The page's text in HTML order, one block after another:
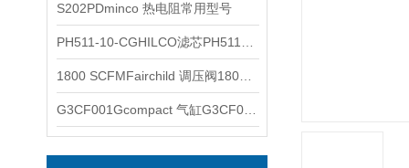
S202PDminco 热电阻常用型号